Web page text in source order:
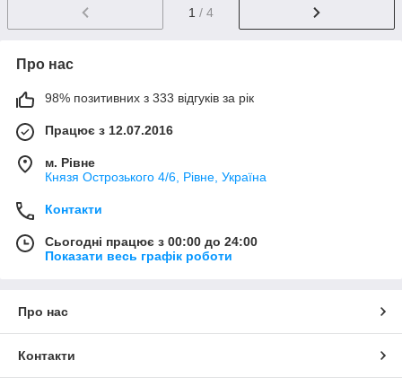
1 / 4
Про нас
98% позитивних з 333 відгуків за рік
Працює з 12.07.2016
м. Рівне
Князя Острозького 4/6, Рівне, Україна
Контакти
Сьогодні працює з 00:00 до 24:00
Показати весь графік роботи
Про нас
Контакти